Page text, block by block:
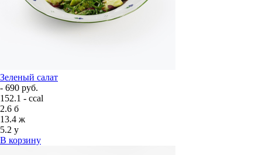
Зеленый салат
- 690 руб.
152.1 - ccal
2.6 б
13.4 ж
5.2 у
В корзину